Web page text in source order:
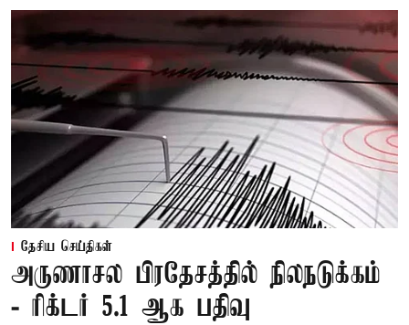
தேசிய செய்திகள்
அருணாசல பிரதேசத்தில் நிலநடுக்கம்
- ரிக்டர் 5.1 ஆக பதிவு